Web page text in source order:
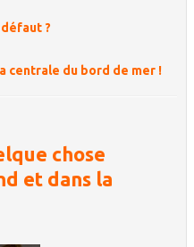
?
centrale du bord de mer !
chose
et dans la